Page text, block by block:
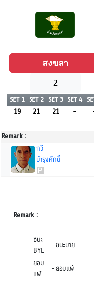
สงขลา
2
SET 1 SET 2 SET 3 SET 4
19
21 21 -
Remark :
กวี
บำรุงศักดิ์
Remark :
ชนะ
BYE
-ชนะบาย
ยอม
แพ้
-ยอมแพ้